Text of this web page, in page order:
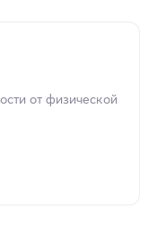
от физической